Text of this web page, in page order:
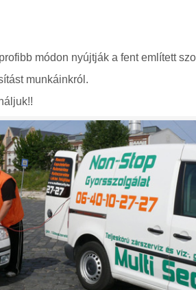
módon nyújtják a fent említett
munkáinkról.